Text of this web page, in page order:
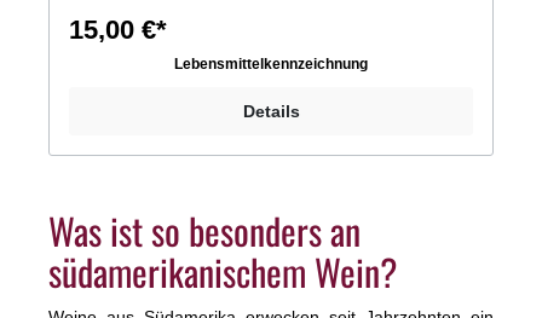
malolaktische Gärung erfolgte auf natürliche Weise
Edelstahlbehältern gelagert. Serviertemperatur16 -
15,00 €*
Lebensmittelkennzeichnung
Details
Was ist so besonders an
südamerikanischem Wein?